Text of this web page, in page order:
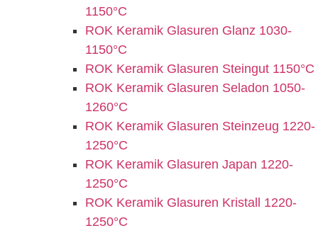
1150°C
ROK Keramik Glasuren Glanz 1030-
1150°C
ROK Keramik Glasuren Steingut 1150°C
ROK Keramik Glasuren Seladon 1050-
1260°C
ROK Keramik Glasuren Steinzeug 1220-
1250°C
ROK Keramik Glasuren Japan 1220-
1250°C
ROK Keramik Glasuren Kristall 1220-
1250°C